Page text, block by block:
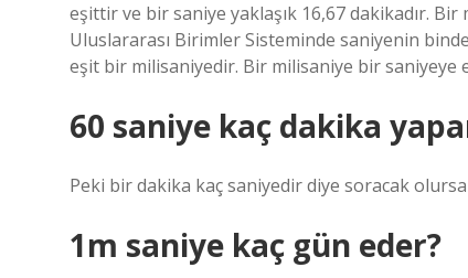
eşittir ve bir saniye yaklaşık 16,67 dakikadır.
Uluslararası Birimler Sisteminde saniyenin
eşit bir milisaniyedir. Bir milisaniye bir saniyeye
60 saniye kaç dakika
Peki bir dakika kaç saniyedir diye soracak
1m saniye kaç gün eder?